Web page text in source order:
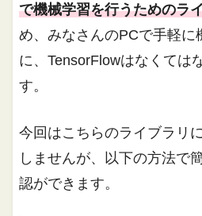
で機械学習を行うためのラ
め、みなさんのPCで手軽に
に、TensorFlowはなくては
す。
今回はこちらのライブラリ
しませんが、以下の方法で
認ができます。